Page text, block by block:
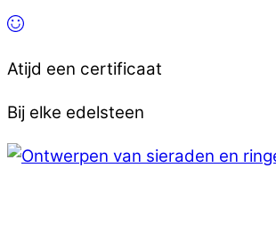
Atijd een certificaat
Bij elke edelsteen